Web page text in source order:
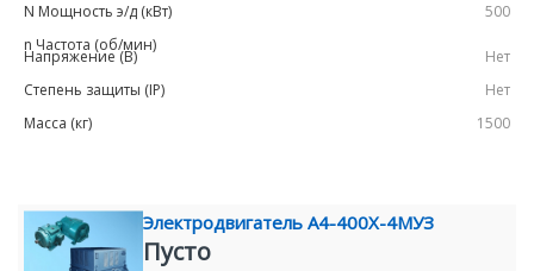
500
Нет
Нет
1500
Электродвигатель А4-400Х-4МУЗ
Пусто